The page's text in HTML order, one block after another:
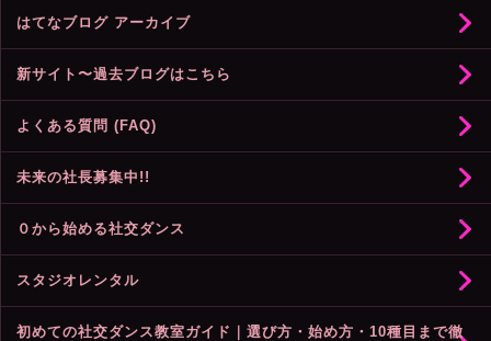
はてなブログ アーカイブ
新サイト〜過去ブログはこちら
よくある質問 (FAQ)
未来の社長募集中!!
０から始める社交ダンス
スタジオレンタル
初めての社交ダンス教室ガイド｜選び方・始め方・10種目まで徹